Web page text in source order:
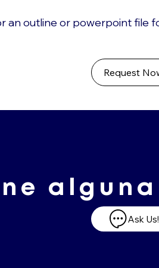
an outline or powerpoint file
Request
Ask Us!